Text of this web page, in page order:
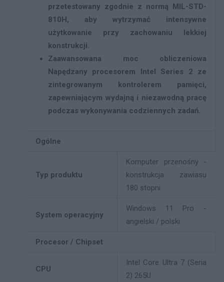
przetestowany zgodnie z normą MIL-STD-
810H, aby wytrzymać intensywne
użytkowanie przy zachowaniu lekkiej
konstrukcji.
Zaawansowana moc obliczeniowa
Napędzany procesorem Intel Series 2 ze
zintegrowanym kontrolerem pamięci,
zapewniającym wydajną i niezawodną pracę
podczas wykonywania codziennych zadań.
Ogólne
Typ produktu
Komputer przenośny -
konstrukcja zawiasu
180 stopni
System operacyjny
Windows 11 Pro -
angielski / polski
Procesor / Chipset
CPU
Intel Core Ultra 7 (Seria
2) 265U